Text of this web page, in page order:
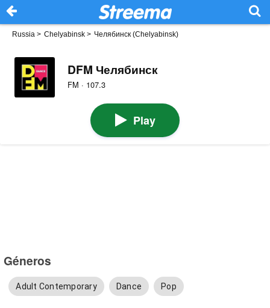
Russia > Chelyabinsk > Челябинск (Chelyabinsk)
DFM Челябинск
FM · 107.3
Play
Géneros
Adult Contemporary Dance Pop